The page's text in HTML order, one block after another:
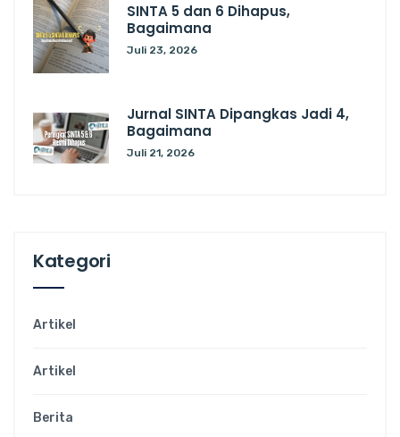
SINTA 5 dan 6 Dihapus,
Bagaimana
Juli 23, 2026
Jurnal SINTA Dipangkas Jadi 4,
Bagaimana
Juli 21, 2026
Kategori
Artikel
Artikel
Berita